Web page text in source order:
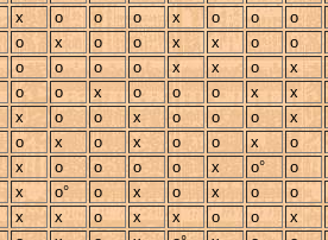
x o o o x o o o
o x o o x x o o
o o o o x x o x
o o x o o o x x
x o o x o o o x
o x o x o o x o
x o o o o x o° o
x o° o x o x o o
x x o x x o o x